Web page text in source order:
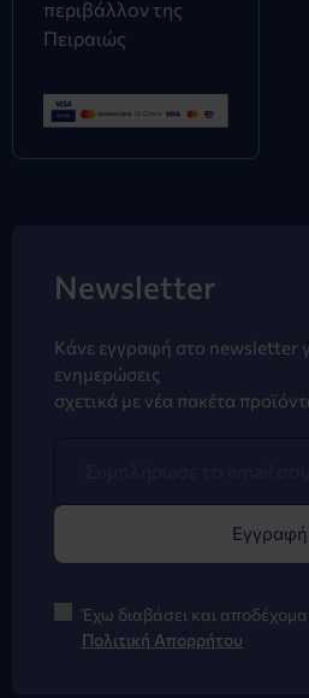
περιβάλλον της
Πειραιώς
Newsletter
Κάνε εγγραφή στο newsletter
ενημερώσεις
σχετικά με νέα πακέτα
Εγγραφή
Έχω διαβάσει και
Πολιτική Απορρήτου